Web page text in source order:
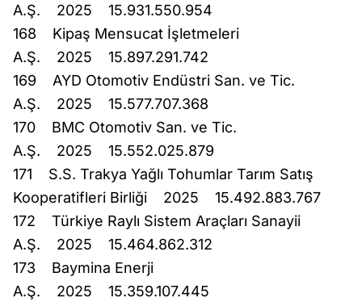
A.Ş. 2025 15.931.550.954
168 Kipaş Mensucat İşletmeleri
A.Ş. 2025 15.897.291.742
169 AYD Otomotiv Endüstri San. ve Tic.
A.Ş. 2025 15.577.707.368
170 BMC Otomotiv San. ve Tic.
A.Ş. 2025 15.552.025.879
171 S.S. Trakya Yağlı Tohumlar Tarım Satış
Kooperatifleri Birliği 2025 15.492.883.767
172 Türkiye Raylı Sistem Araçları Sanayii
A.Ş. 2025 15.464.862.312
173 Baymina Enerji
A.Ş. 2025 15.359.107.445